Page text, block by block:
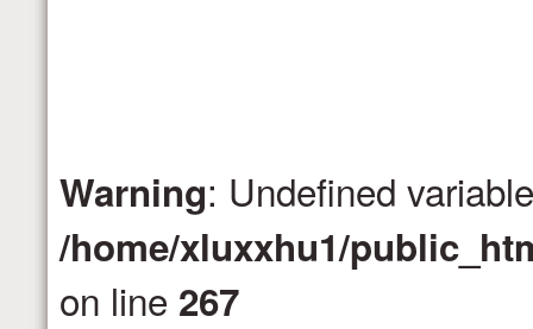
Warning: Undefined
/home/xluxxhu1/
on line 267